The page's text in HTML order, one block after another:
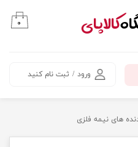
کالاپای
ورود / ثبت نام کنید
۰